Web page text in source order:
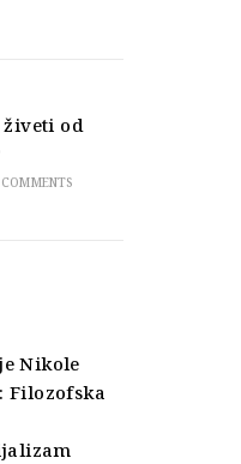
živeti od
Nikole
Filozofska